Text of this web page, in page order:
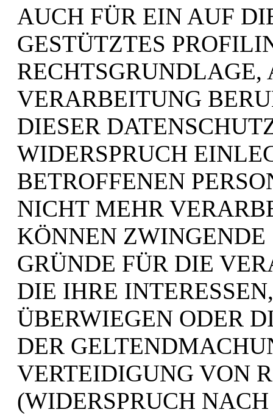
AUCH FÜR EIN AUF
GESTÜTZTES
RECHTSGRUNDLAGE,
VERARBEITUNG
DIESER
WIDERSPRUCH
BETROFFENEN
NICHT MEHR
KÖNNEN
GRÜNDE FÜR DIE
DIE IHRE
ÜBERWIEGEN ODER
DER
VERTEIDIGUNG VON
(WIDERSPRUCH